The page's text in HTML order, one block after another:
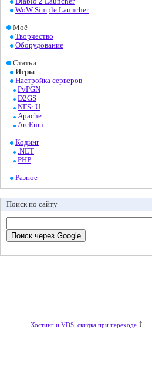
WoW Simple Launcher
Моё
Творчество
Оборудование
Статьи
Игры
Настройка серверов
PvPGN
D2GS
NFS: U
Apache
ArcEmu
Кодинг
.NET
PHP
Разное
Поиск по сайту
Хостинг и VDS, скидка при переходе ⤴